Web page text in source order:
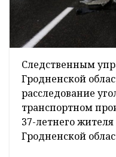
Следственным
Гродненской
расследование
транспортном
37-летнего
Гродненской